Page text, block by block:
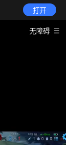
打开
无障碍